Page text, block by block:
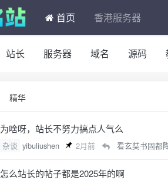
首页 香港服务器
站长 服务器 域名 源码
精华
为啥呀，站长不努力搞点人气么
杂谈 yibuliushen 2月前 看玄奘书固都
怎么站长的帖子都是2025年的啊